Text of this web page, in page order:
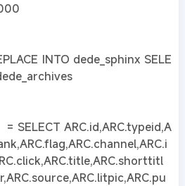
INTO dede_sphinx SELE
ARC.id,ARC.typeid,A